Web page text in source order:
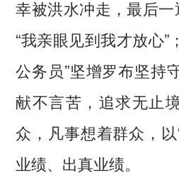
幸被洪水冲走，最后一
“我亲眼见到我才放心”
公务员”坚增罗布坚持
献不言苦，追求无止
众，凡事想着群众，
业绩、出真业绩。